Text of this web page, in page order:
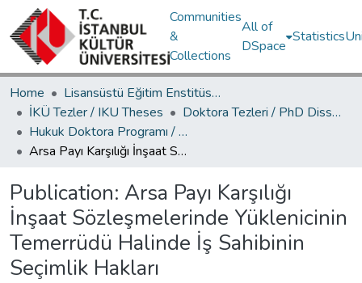
Communities
&
Collections
All of
DSpace
Statistics
Home
Lisansüstü Eğitim Enstitüsü / Postgraduate Education Institute
İKÜ Tezler / IKU Theses
Doktora Tezleri / PhD Dissertations
Hukuk Doktora Programı / Law PhD Program
Arsa Payı Karşılığı İnşaat Sözleşmelerinde Yüklenicinin Temerrüdü Halinde İş Sahibinin Seçimlik Hakları
Publication: Arsa Payı Karşılığı
İnşaat Sözleşmelerinde Yüklenicinin
Temerrüdü Halinde İş Sahibinin
Seçimlik Hakları